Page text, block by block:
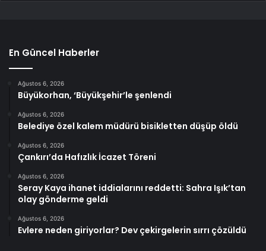
En Güncel Haberler
Ağustos 6, 2026
Büyükorhan, ‘Büyükşehir’le şenlendi
Ağustos 6, 2026
Belediye özel kalem müdürü bisikletten düşüp öldü
Ağustos 6, 2026
Çankırı’da Hafızlık İcazet Töreni
Ağustos 6, 2026
Seray Kaya ihanet iddialarını reddetti: Sahra Işık’tan
olay gönderme geldi
Ağustos 6, 2026
Evlere neden giriyorlar? Dev çekirgelerin sırrı çözüldü